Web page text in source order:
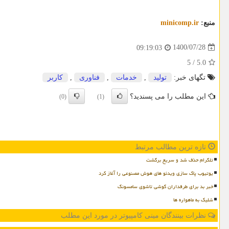
منبع: minicomp.ir
1400/07/28
09:19:03
5.0
/
5
تگهای خبر:
تولید , خدمات , فناوری , كاربر
این مطلب را می پسندید؟ (1)
(0)
تازه ترین مطالب مرتبط
تلگرام حذف شد و سریع برگشت
یوتیوب پاک سازی ویدئو های هوش مصنوعی را آغاز کرد
خبر بد برای طرفداران گوشی تاشوی سامسونگ
شلیک به ماهواره ها
نظرات بینندگان مینی کامپیوتر در مورد این مطلب